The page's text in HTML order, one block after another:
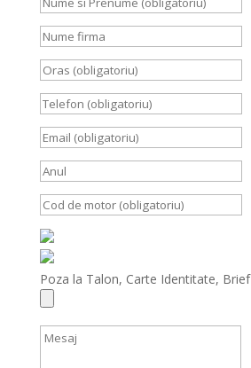
Poza la Talon, Carte Identitate, Brief